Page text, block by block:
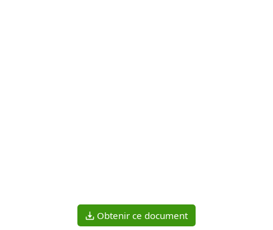
Obtenir ce document